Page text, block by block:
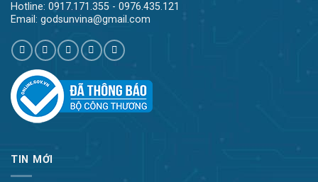
Hotline: 0917.171.355 - 0976.435.121
Email: godsunvina@gmail.com
TIN MỚI